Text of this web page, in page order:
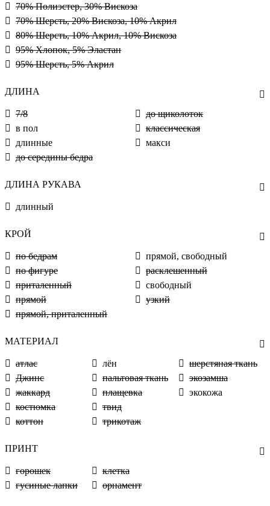
70% Полиэстер, 30% Вискоза
70% Шерсть, 20% Вискоза, 10% Акрил
80% Шерсть, 10% Акрил, 10% Вискоза
95% Хлопок, 5% Эластан
95% Шерсть, 5% Акрил
ДЛИНА
7/8
в пол
длинные
до середины бедра
до щиколоток
классическая
макси
ДЛИНА РУКАВА
длинный
КРОЙ
по бедрам
по фигуре
приталенный
прямой
прямой, приталенный
прямой, свободный
расклешенный
свободный
узкий
МАТЕРИАЛ
атлас
Джинс
жаккард
костюмка
коттон
лён
пальтовая ткань
плащевка
твид
трикотаж
шерстяная ткань
экозамша
экокожа
ПРИНТ
горошек
гусиные лапки
клетка
орнамент